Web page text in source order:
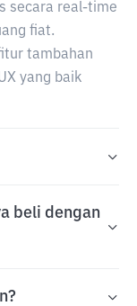
secara real-time
fiat.
tambahan
yang baik
beli dengan